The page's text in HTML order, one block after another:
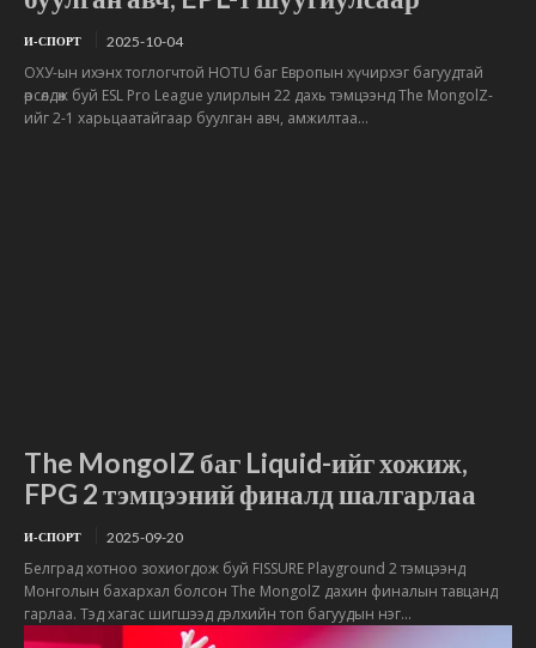
И-СПОРТ 2025-10-04
ОХУ-ын ихэнх тоглогчтой HOTU баг Европын хүчирхэг багуудтай
өрсөлдөж буй ESL Pro League улирлын 22 дахь тэмцээнд The MongolZ-
ийг 2-1 харьцаатайгаар буулган авч, амжилтаа...
The MongolZ баг Liquid-ийг хожиж,
FPG 2 тэмцээний финалд шалгарлаа
И-СПОРТ 2025-09-20
Белград хотноо зохиогдож буй FISSURE Playground 2 тэмцээнд
Монголын бахархал болсон The MongolZ дахин финалын тавцанд
гарлаа. Тэд хагас шигшээд дэлхийн топ багуудын нэг...